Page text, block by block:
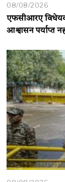
08/08/2026
एफसीआरए
आश्वासन पर्याप्त